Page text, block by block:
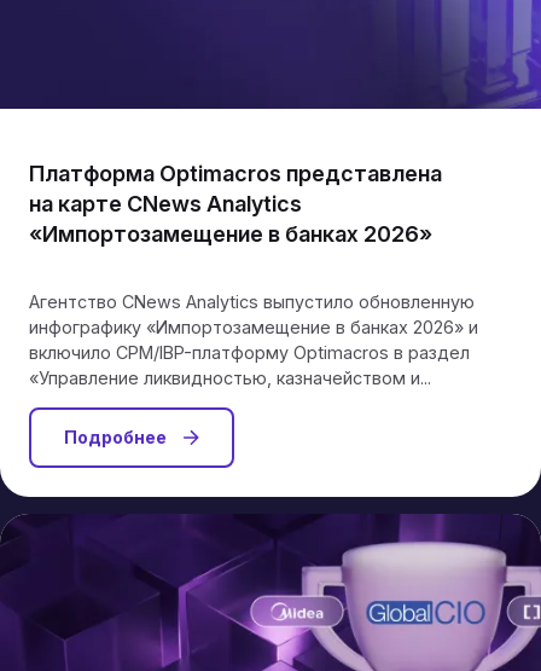
Платформа Optimacros представлена
на карте CNews Analytics
«Импортозамещение в банках 2026»
Агентство CNews Analytics выпустило обновленную
инфографику «Импортозамещение в банках 2026» и
включило CPM/IBP-платформу Optimacros в раздел
«Управление ликвидностью, казначейством и...
Подробнее